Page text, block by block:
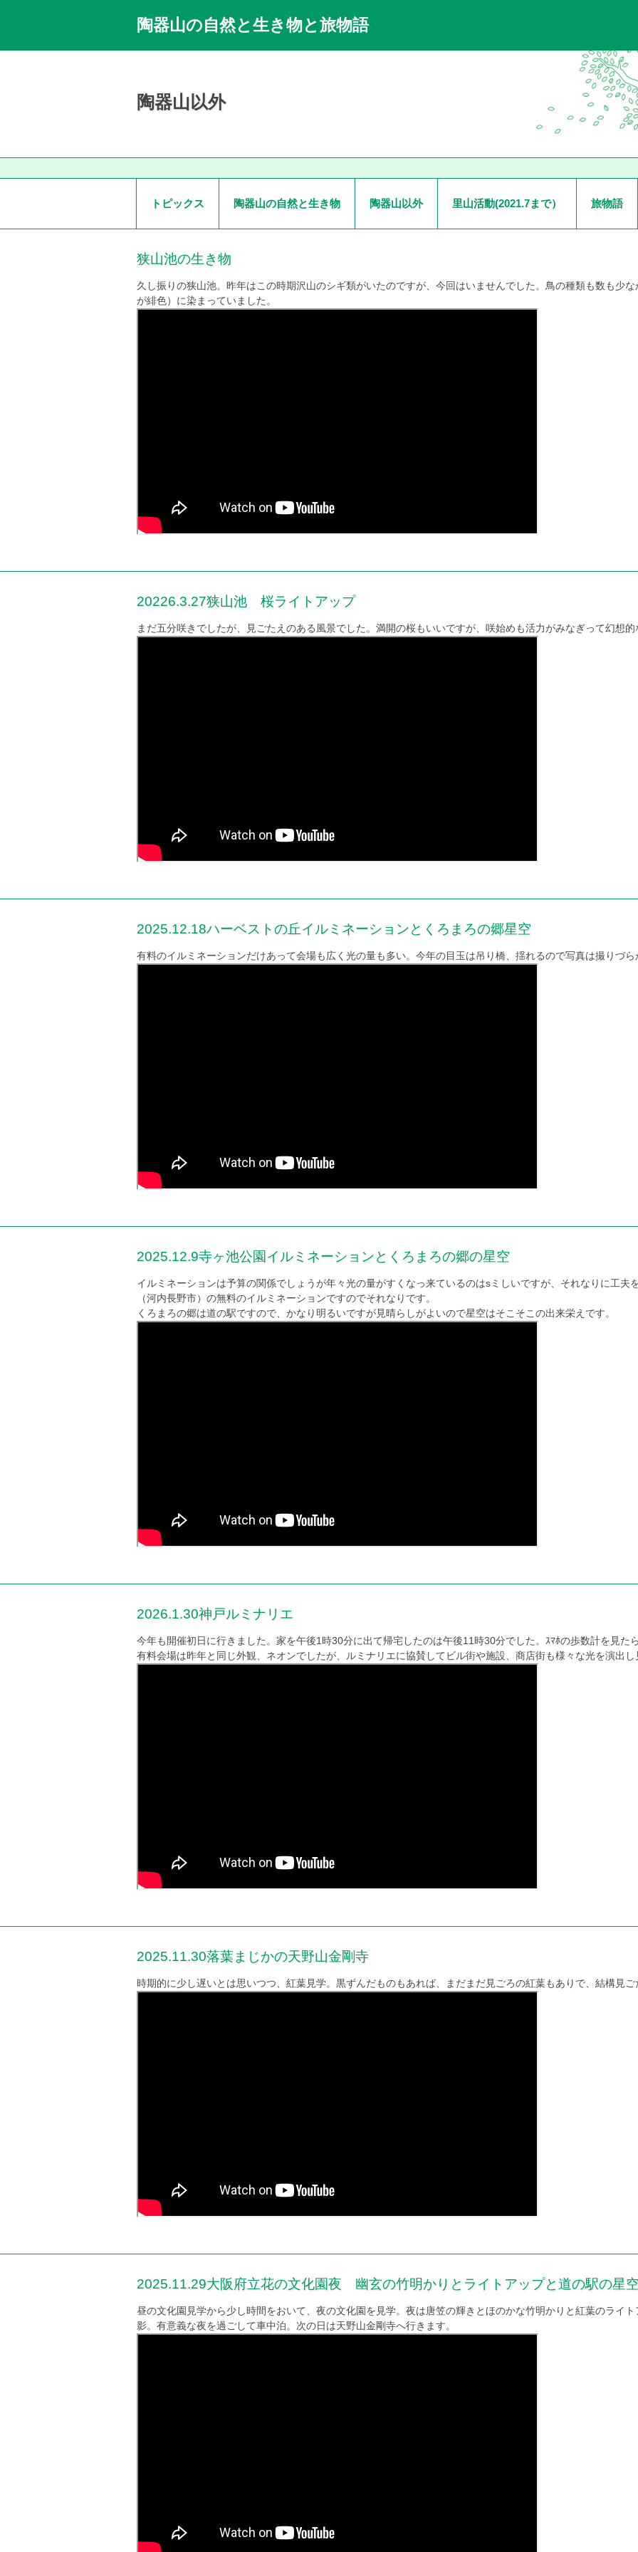
陶器山の自然と生き物と旅物語
陶器山以外
トピックス 陶器山の自然と生き物 陶器山以外 里山活動(2021.7まで） 旅物語
狭山池の生き物
久し振りの狭山池。昨年はこの時期沢山のシギ類がいたのですが、今回はいませんでした。鳥の種類も数も少
が緋色）に染まっていました。
20226.3.27狭山池 桜ライトアップ
まだ五分咲きでしたが、見ごたえのある風景でした。満開の桜もいいですが、咲始めも活力がみなぎって幻想的
2025.12.18ハーベストの丘イルミネーションとくろまろの郷星空
有料のイルミネーションだけあって会場も広く光の量も多い。今年の目玉は吊り橋、揺れるので写真は撮りづら
2025.12.9寺ヶ池公園イルミネーションとくろまろの郷の星空
イルミネーションは予算の関係でしょうが年々光の量がすくなっ来ているのはsミしいですが、それなりに工夫
（河内長野市）の無料のイルミネーションですのでそれなりです。
くろまろの郷は道の駅ですので、かなり明るいですが見晴らしがよいので星空はそこそこの出来栄えです。
2026.1.30神戸ルミナリエ
今年も開催初日に行きました。家を午後1時30分に出て帰宅したのは午後11時30分でした。ｽﾏﾎの歩数計を見た
有料会場は昨年と同じ外観、ネオンでしたが、ルミナリエに協賛してビル街や施設、商店街も様々な光を演出し
2025.11.30落葉まじかの天野山金剛寺
時期的に少し遅いとは思いつつ、紅葉見学。黒ずんだものもあれば、まだまだ見ごろの紅葉もありで、結構見ご
2025.11.29大阪府立花の文化園夜 幽玄の竹明かりとライトアップと道の駅の星空
昼の文化園見学から少し時間をおいて、夜の文化園を見学。夜は唐笠の輝きとほのかな竹明かりと紅葉のライ
影。有意義な夜を過ごして車中泊。次の日は天野山金剛寺へ行きます。